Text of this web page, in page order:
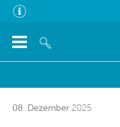
08. Dezember 2025